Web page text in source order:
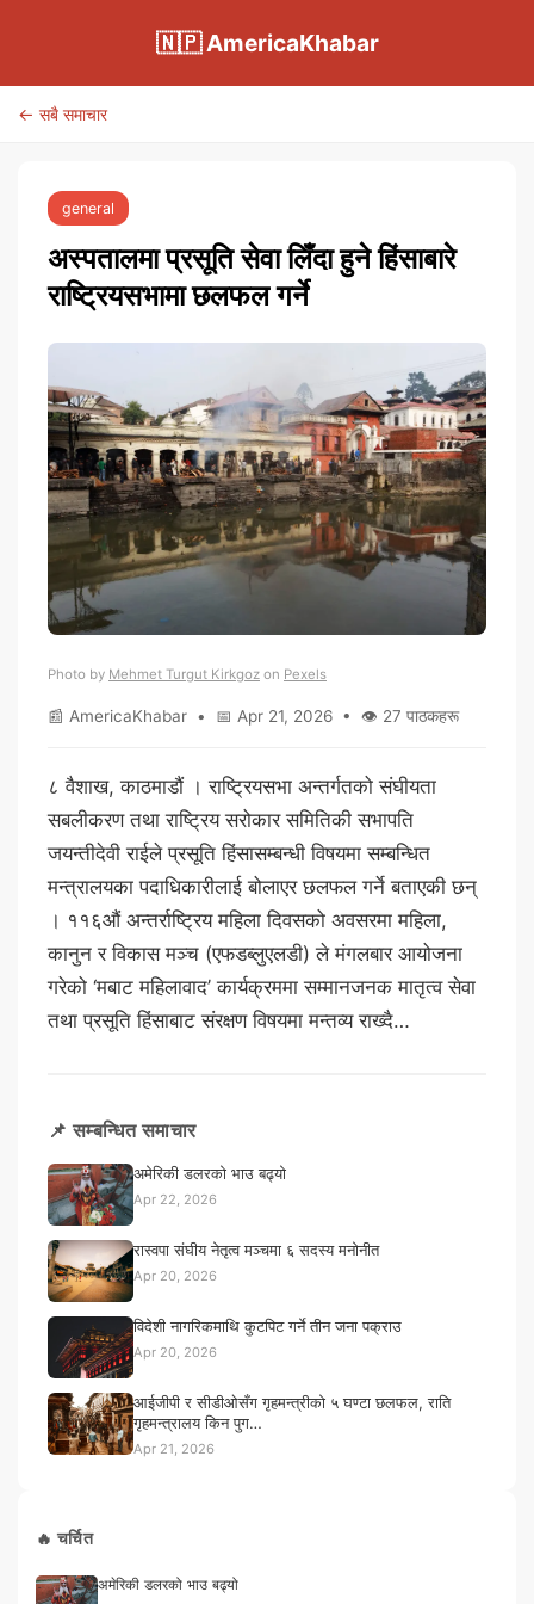
🇳🇵 AmericaKhabar
← सबै समाचार
general
अस्पतालमा प्रसूति सेवा लिँदा हुने हिंसाबारे
राष्ट्रियसभामा छलफल गर्ने
Photo by Mehmet Turgut Kirkgoz on Pexels
📰 AmericaKhabar • 📅 Apr 21, 2026 • 👁 27 पाठकहरू
८ वैशाख, काठमाडौं । राष्ट्रियसभा अन्तर्गतको संघीयता
सबलीकरण तथा राष्ट्रिय सरोकार समितिकी सभापति
जयन्तीदेवी राईले प्रसूति हिंसासम्बन्धी विषयमा सम्बन्धित
मन्त्रालयका पदाधिकारीलाई बोलाएर छलफल गर्ने बताएकी छन्
। ११६औं अन्तर्राष्ट्रिय महिला दिवसको अवसरमा महिला,
कानुन र विकास मञ्च (एफडब्लुएलडी) ले मंगलबार आयोजना
गरेको ‘मबाट महिलावाद’ कार्यक्रममा सम्मानजनक मातृत्व सेवा
तथा प्रसूति हिंसाबाट संरक्षण विषयमा मन्तव्य राख्दै…
📌 सम्बन्धित समाचार
अमेरिकी डलरको भाउ बढ्यो
Apr 22, 2026
रास्वपा संघीय नेतृत्व मञ्चमा ६ सदस्य मनोनीत
Apr 20, 2026
विदेशी नागरिकमाथि कुटपिट गर्ने तीन जना पक्राउ
Apr 20, 2026
आईजीपी र सीडीओसँग गृहमन्त्रीको ५ घण्टा छलफल, राति
गृहमन्त्रालय किन पुग…
Apr 21, 2026
🔥 चर्चित
अमेरिकी डलरको भाउ बढ्यो